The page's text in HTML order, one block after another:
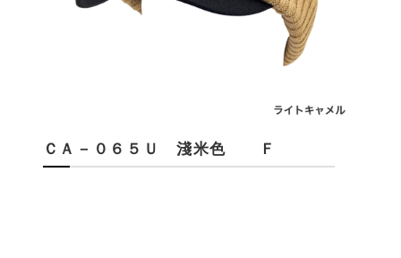
ＣＡ－０６５Ｕ 淺米色 Ｆ